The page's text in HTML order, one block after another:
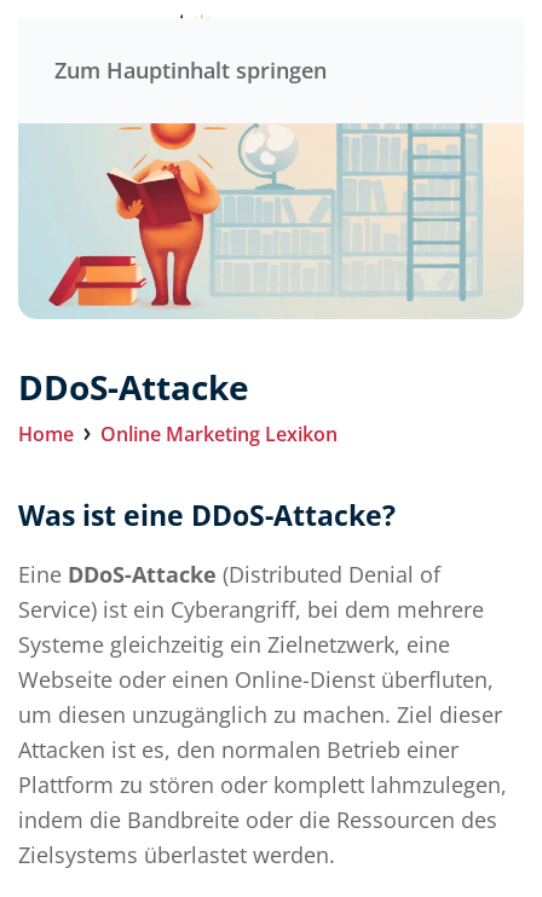
Zum Hauptinhalt springen
DDoS-Attacke
Home Online Marketing Lexikon
Was ist eine DDoS-Attacke?
Eine DDoS-Attacke (Distributed Denial of
Service) ist ein Cyberangriff, bei dem mehrere
Systeme gleichzeitig ein Zielnetzwerk, eine
Webseite oder einen Online-Dienst überfluten,
um diesen unzugänglich zu machen. Ziel dieser
Attacken ist es, den normalen Betrieb einer
Plattform zu stören oder komplett lahmzulegen,
indem die Bandbreite oder die Ressourcen des
Zielsystems überlastet werden.